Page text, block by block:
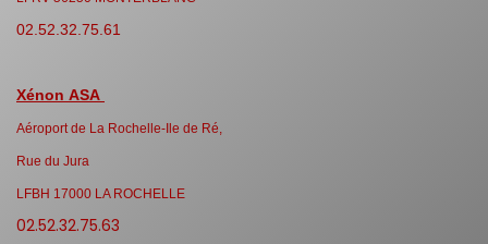
02.52.32.75.61
Xénon ASA
Aéroport de La Rochelle-Ile de Ré,
Rue du Jura
LFBH 17000 LA ROCHELLE
02.52.32.75.63